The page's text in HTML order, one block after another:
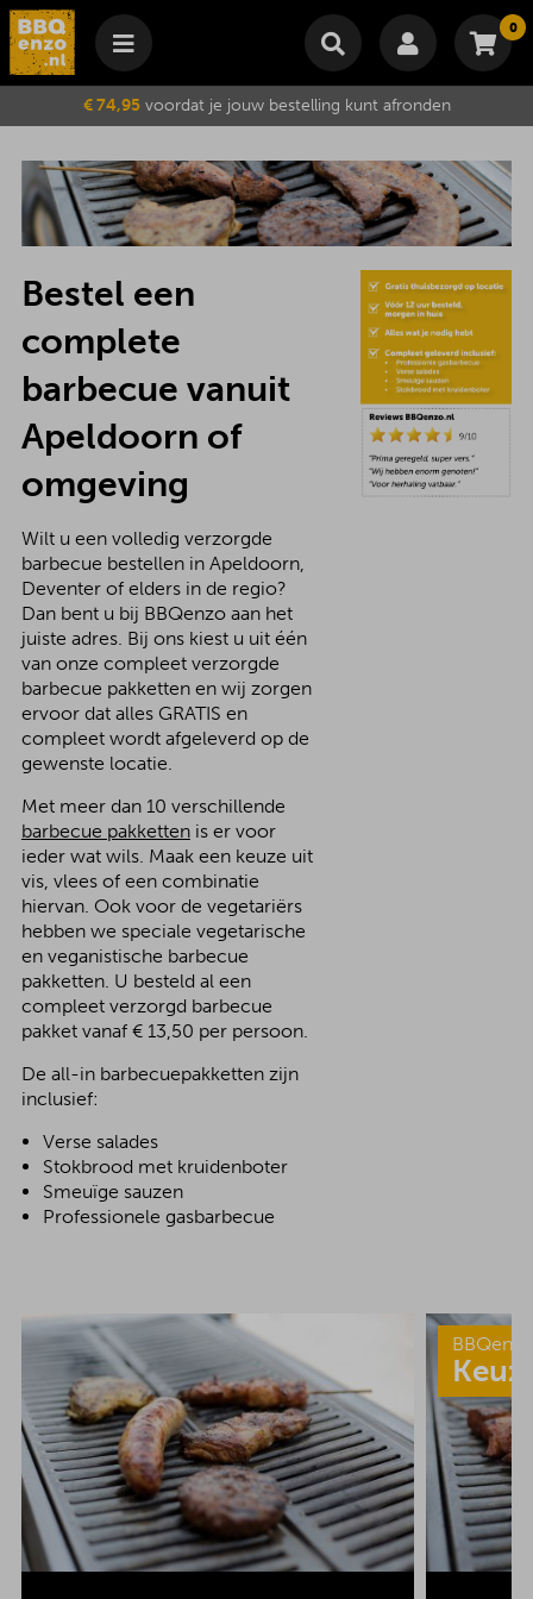
0
Winkelmand
Je winkelwagen is momenteel leeg.
Subtotaal €
Wijzig winkelmand Bestellen
€ 74,95voordat je jouw bestelling kunt afronden
Bestel een
complete
barbecue vanuit
Apeldoorn of
omgeving
Wilt u een volledig verzorgde
barbecue bestellen in Apeldoorn,
Deventer of elders in de regio?
Dan bent u bij BBQenzo aan het
juiste adres. Bij ons kiest u uit één
van onze compleet verzorgde
barbecue pakketten en wij zorgen
ervoor dat alles GRATIS en
compleet wordt afgeleverd op de
gewenste locatie.
Met meer dan 10 verschillende
barbecue pakkettenis er voor
ieder wat wils. Maak een keuze uit
vis, vlees of een combinatie
hiervan. Ook voor de vegetariërs
hebben we speciale vegetarische
en veganistische barbecue
pakketten. U besteld al een
compleet verzorgd barbecue
pakket vanaf € 13,50 per persoon.
De all-in barbecuepakketten zijn
inclusief:
Verse salades
Stokbrood met kruidenboter
Smeuïge sauzen
Professionele gasbarbecue